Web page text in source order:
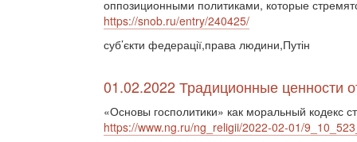
оппозиционными политиками, которые
https://snob.ru/entry/240425/
суб’єкти федерації,права людини,Путін
01.02.2022 Традиционные ценности
«Основы госполитики» как моральный кодекс
https://www.ng.ru/ng_religii/2022-02-01/